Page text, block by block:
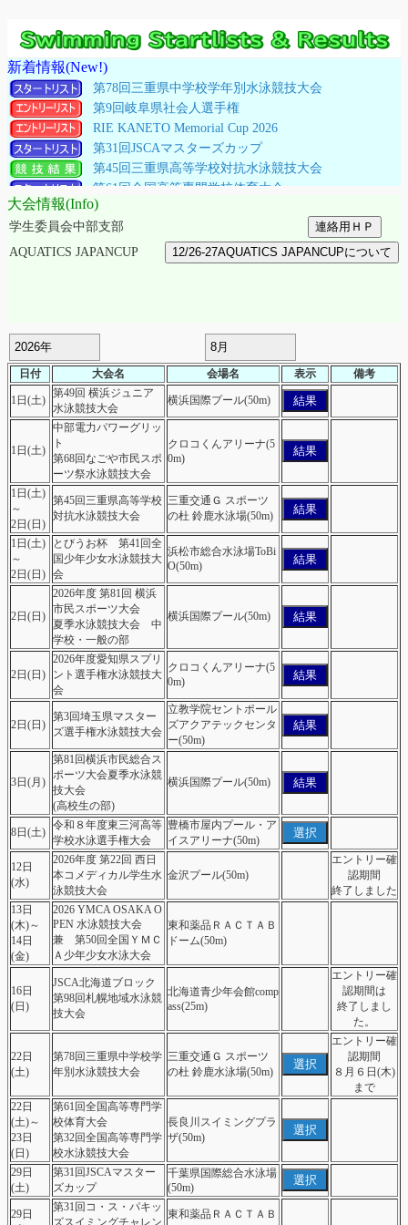
新着情報(New!)
第78回三重県中学校学年別水泳競技大会
第9回岐阜県社会人選手権
RIE KANETO Memorial Cup 2026
第31回JSCAマスターズカップ
第45回三重県高等学校対抗水泳競技大会
第61回全国高等専門学校体育大会
横浜市民スポーツ大会(高校生)
第3回埼玉県マスターズ選手権水泳競技大会
横浜市民スポーツ大会(中学・一般)
第６３回名古屋地区高等学校水泳競技大会
全九州SC夏季水泳競技大会
愛知県中学校
第49回(2026年度)全国JOC夏季予選会チャレンジレー
ス
令和８年度尾張・知多支部合同水泳競技大会
令和８年度東三河高等学校水泳選手権大会
第17回チャレンジスイムミートin Shiga チャレンジ
第17回チャレンジスイムミートin Shiga
第49回(2026年度)全国JOC夏季水泳競技大会岐阜県予
選会
第47回北海道中学校水泳大会
大会情報(Info)
学生委員会中部支部
AQUATICS JAPANCUP
日付 大会名 会場名 表示 備考
1日(土)
第49回 横浜ジュニア
水泳競技大会
横浜国際プール(50m) 結果
1日(土)
中部電力パワーグリッ
ト
第68回なごや市民スポ
ーツ祭水泳競技大会
クロコくんアリーナ(5
0m)
結果
1日(土)
～
2日(日)
第45回三重県高等学校
対抗水泳競技大会
三重交通Ｇ スポーツ
の杜 鈴鹿水泳場(50m)
結果
1日(土)
～
2日(日)
とびうお杯 第41回全
国少年少女水泳競技大
会
浜松市総合水泳場ToBi
O(50m)
結果
2日(日)
2026年度 第81回 横浜
市民スポーツ大会
夏季水泳競技大会 中
学校・一般の部
横浜国際プール(50m) 結果
2日(日)
2026年度愛知県スプリ
ント選手権水泳競技大
会
クロコくんアリーナ(5
0m)
結果
2日(日)
第3回埼玉県マスター
ズ選手権水泳競技大会
立教学院セントポール
ズアクアテックセンタ
ー(50m)
結果
3日(月)
第81回横浜市民総合ス
ポーツ大会夏季水泳競
技大会
(高校生の部)
横浜国際プール(50m) 結果
8日(土)
令和８年度東三河高等
学校水泳選手権大会
豊橋市屋内プール・ア
イスアリーナ(50m)
選択
12日
(水)
2026年度 第22回 西日
本コメディカル学生水
泳競技大会
金沢プール(50m)
エントリー確
認期間
終了しました
13日
(木)～
14日
(金)
2026 YMCA OSAKA O
PEN 水泳競技大会
兼 第50回全国ＹＭＣ
Ａ少年少女水泳大会
東和薬品ＲＡＣＴＡＢ
ドーム(50m)
16日
(日)
JSCA北海道ブロック
第98回札幌地域水泳競
技大会
北海道青少年会館comp
ass(25m)
エントリー確
認期間は
終了しまし
た。
22日
(土)
第78回三重県中学校学
年別水泳競技大会
三重交通Ｇ スポーツ
の杜 鈴鹿水泳場(50m)
選択
エントリー確
認期間
８月６日(木)
まで
22日
(土)～
23日
(日)
第61回全国高等専門学
校体育大会
第32回全国高等専門学
校水泳競技大会
長良川スイミングプラ
ザ(50m)
選択
29日
(土)
第31回JSCAマスター
ズカップ
千葉県国際総合水泳場
(50m)
選択
29日
第31回コ・ス・パキッ
東和薬品ＲＡＣＴＡＢ